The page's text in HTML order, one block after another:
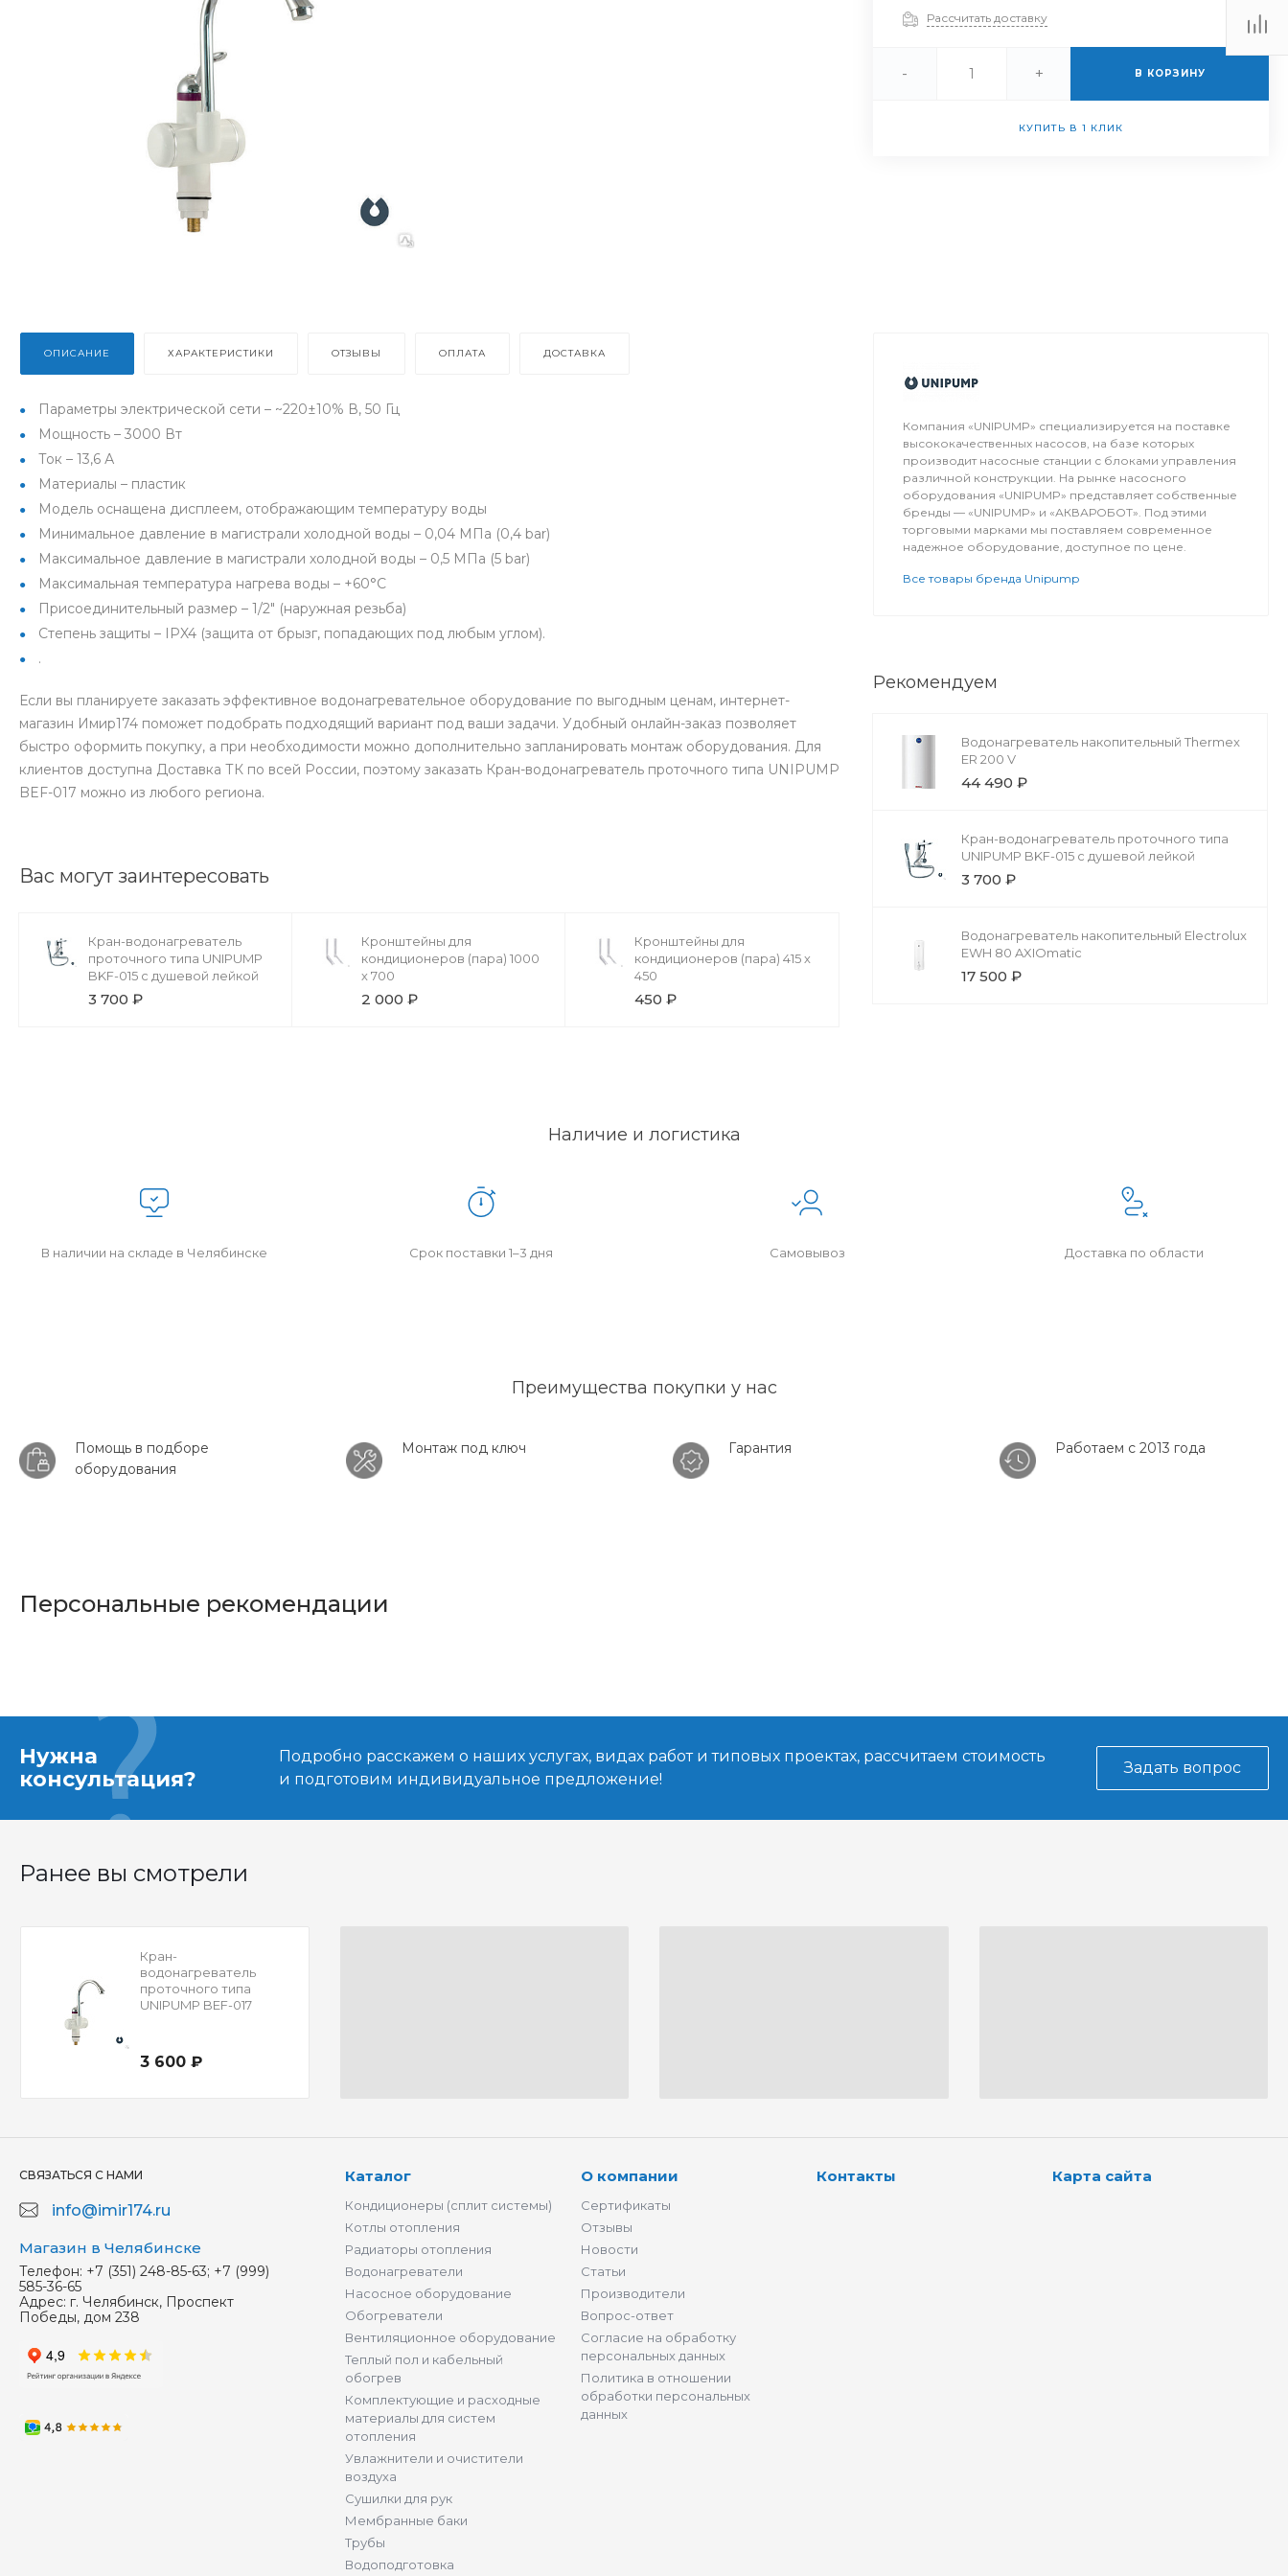
Рассчитать доставку
- + В КОРЗИНУ
КУПИТЬ В 1 КЛИК
ОПИСАНИЕ ХАРАКТЕРИСТИКИ ОТЗЫВЫ ОПЛАТА ДОСТАВКА
Параметры электрической сети – ~220±10% В, 50 Гц
Мощность – 3000 Вт
Ток – 13,6 А
Материалы – пластик
Модель оснащена дисплеем, отображающим температуру воды
Минимальное давление в магистрали холодной воды – 0,04 МПа (0,4 bar)
Максимальное давление в магистрали холодной воды – 0,5 МПа (5 bar)
Максимальная температура нагрева воды – +60°С
Присоединительный размер – 1/2″ (наружная резьба)
Степень защиты – IPX4 (защита от брызг, попадающих под любым углом).
.
Если вы планируете заказать эффективное водонагревательное оборудование по выгодным ценам, интернет-
магазин Имир174 поможет подобрать подходящий вариант под ваши задачи. Удобный онлайн-заказ позволяет
быстро оформить покупку, а при необходимости можно дополнительно запланировать монтаж оборудования. Для
клиентов доступна Доставка ТК по всей России, поэтому заказать Кран-водонагреватель проточного типа UNIPUMP
BEF-017 можно из любого региона.
Вас могут заинтересовать
Кран-водонагреватель
проточного типа UNIPUMP
BKF-015 с душевой лейкой
3 700 ₽
Кронштейны для
кондиционеров (пара) 1000
х 700
2 000 ₽
Кронштейны для
кондиционеров (пара) 415 х
450
450 ₽
Компания «UNIPUMP» специализируется на поставке
высококачественных насосов, на базе которых
производит насосные станции с блоками управления
различной конструкции. На рынке насосного
оборудования «UNIPUMP» представляет собственные
бренды — «UNIPUMP» и «АКВАРОБОТ». Под этими
торговыми марками мы поставляем современное
надежное оборудование, доступное по цене.
Все товары бренда Unipump
Рекомендуем
Водонагреватель накопительный Thermex
ER 200 V
44 490 ₽
Кран-водонагреватель проточного типа
UNIPUMP BKF-015 с душевой лейкой
3 700 ₽
Водонагреватель накопительный Electrolux
EWH 80 AXIOmatic
17 500 ₽
Наличие и логистика
В наличии на складе в Челябинске Срок поставки 1–3 дня Самовывоз Доставка по области
Преимущества покупки у нас
Помощь в подборе
оборудования
Монтаж под ключ Гарантия Работаем с 2013 года
Персональные рекомендации
Нужна
консультация?
Подробно расскажем о наших услугах, видах работ и типовых проектах, рассчитаем стоимость
и подготовим индивидуальное предложение!
Задать вопрос
Ранее вы смотрели
Кран-
водонагреватель
проточного типа
UNIPUMP BEF-017
3 600 ₽
СВЯЗАТЬСЯ С НАМИ
info@imir174.ru
Магазин в Челябинске
Телефон: +7 (351) 248-85-63; +7 (999)
585-36-65
Адрес: г. Челябинск, Проспект
Победы, дом 238
Каталог
Кондиционеры (сплит системы)
Котлы отопления
Радиаторы отопления
Водонагреватели
Насосное оборудование
Обогреватели
Вентиляционное оборудование
Теплый пол и кабельный
обогрев
Комплектующие и расходные
материалы для систем
отопления
Увлажнители и очистители
воздуха
Сушилки для рук
Мембранные баки
Трубы
Водоподготовка
О компании
Сертификаты
Отзывы
Новости
Статьи
Производители
Вопрос-ответ
Согласие на обработку
персональных данных
Политика в отношении
обработки персональных
данных
Контакты Карта сайта